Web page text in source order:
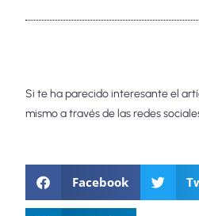
Si te ha parecido interesante el
mismo a través de las redes
Facebook